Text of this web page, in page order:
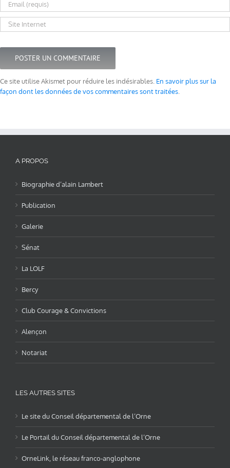
Ce site utilise Akismet pour réduire les indésirables. En savoir plus sur la
façon dont les données de vos commentaires sont traitées
A PROPOS
Biographie d’alain Lambert
Publication
Galerie
Sénat
La LOLF
Bercy
Club Courage & Convictions
Alençon
Notariat
LES AUTRES SITES
Le site du Conseil départemental de l’Orne
Le Portail du Conseil départemental de l’Orne
OrneLink, le réseau franco-anglophone